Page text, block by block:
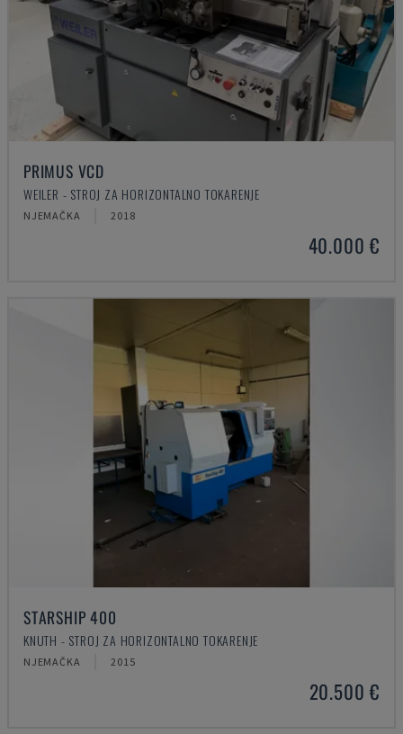
PRIMUS VCD
WEILER - STROJ ZA HORIZONTALNO TOKARENJE
NJEMAČKA 2018
40.000 €
STARSHIP 400
KNUTH - STROJ ZA HORIZONTALNO TOKARENJE
NJEMAČKA 2015
20.500 €